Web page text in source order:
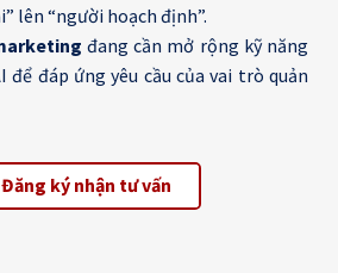
lên “người hoạch định”.
đang cần mở rộng kỹ năng
để đáp ứng yêu cầu của vai trò quản
Đăng ký nhận tư vấn